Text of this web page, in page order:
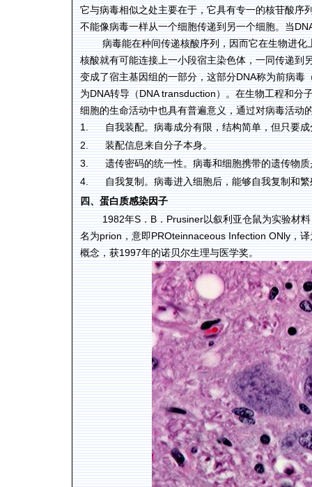
它与病毒相似之处主要在于，它具有专一的核苷酸序
不能像病毒一样从一个细胞传递到另一个细胞。当
病毒能在种间传递核酸序列，因而它在生物进
核酸就有可能连接上一小段宿主染色体，一同传递到
变成了宿主基因组的一部分，这部分DNA称为前病
为DNA转导（DNA transduction）。在生物工程和分
细胞的生命活动中也具有普遍意义，通过对病毒活动
1.
自我装配。病毒成分有限，结构简单，但只要
2.
装配信息来自分子本身。
3.
遗传密码的统一性。病毒和细胞携带的遗传物
4.
自我复制。病毒进入细胞后，能够自我复制和
四、蛋白质感染因子
1982年S．B．Prusiner以叙利亚仓鼠为实验材
名为prion，意即PROteinnaceous Infection ONly，
概念，获1997年的诺贝尔生理与医学奖。